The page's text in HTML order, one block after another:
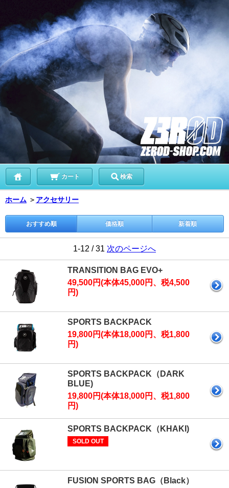
カート 検索
ホーム ＞ アクセサリー
おすすめ順 価格順 新着順
1-12 / 31 次のページへ
TRANSITION BAG EVO+
49,500円(本体45,000円、税4,500
円)
SPORTS BACKPACK
19,800円(本体18,000円、税1,800
円)
SPORTS BACKPACK（DARK
BLUE)
19,800円(本体18,000円、税1,800
円)
SPORTS BACKPACK（KHAKI)
SOLD OUT
FUSION SPORTS BAG（Black）